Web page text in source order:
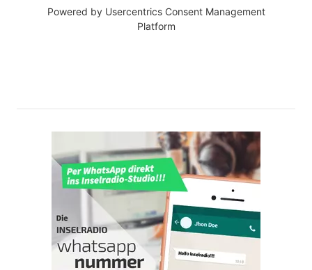
Powered by Usercentrics Consent Management
Platform